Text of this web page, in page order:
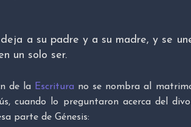
a su padre y a su madre, y se
un solo ser.
de la Escritura no se nombra al
cuando lo preguntaron acerca del
parte de Génesis: